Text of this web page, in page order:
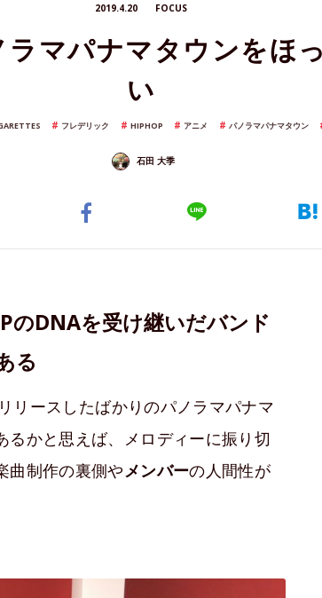
2019.4.20 FOCUS
マパナマタウンをほ
い
フレデリック HIPHOP アニメ パノラマパナマタウン
石田 大季
のDNAを受け継いだバンド
る
リースしたばかりのパノラマパナマ
るかと思えば、メロディーに振り切
曲制作の裏側やメンバーの人間性が